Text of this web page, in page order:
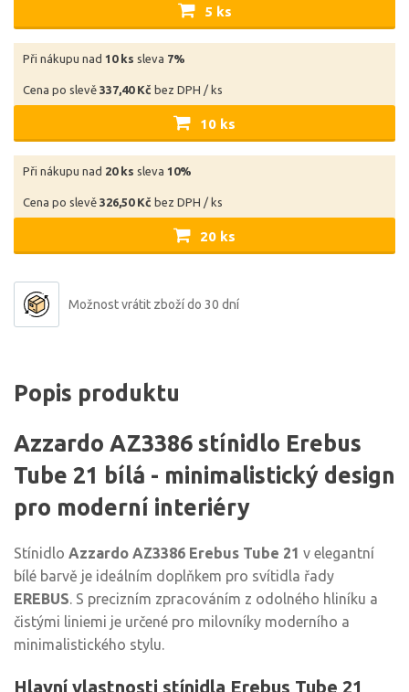
5 ks
Při nákupu nad 10 ks sleva 7%
Cena po slevě 337,40 Kč bez DPH / ks
10 ks
Při nákupu nad 20 ks sleva 10%
Cena po slevě 326,50 Kč bez DPH / ks
20 ks
Možnost vrátit zboží do 30 dní
Popis produktu
Azzardo AZ3386 stínidlo Erebus
Tube 21 bílá - minimalistický design
pro moderní interiéry
Stínidlo Azzardo AZ3386 Erebus Tube 21 v elegantní
bílé barvě je ideálním doplňkem pro svítidla řady
EREBUS. S precizním zpracováním z odolného hliníku a
čistými liniemi je určené pro milovníky moderního a
minimalistického stylu.
Hlavní vlastnosti stínidla Erebus Tube 21